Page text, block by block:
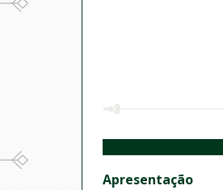
Apresentação